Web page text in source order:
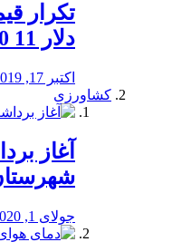
تکرار
دلار 11 400
اکتبر 17, 2019
کشاورزی
آغاز
جولای 1, 2020